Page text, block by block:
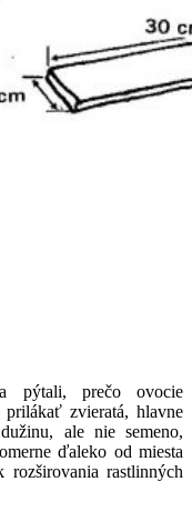
pýtali, prečo ovocie
zvieratá, hlavne
ale nie semeno,
ďaleko od miesta
rozširovania rastlinných